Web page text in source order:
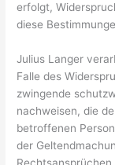
erfolgt,
diese
Julius Langer
Falle des
zwingende
nachweisen, die
betroffenen
der